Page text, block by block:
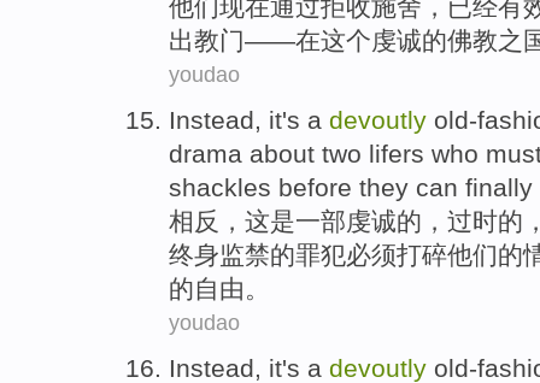
他们 现在通过拒收施舍 ， 已经有
出教门——在这个虔诚的佛教之
youdao
Instead, it's a devoutly old-
drama about two lifers who
shackles before they can finally
相反 ， 这是一部虔诚的， 过时的
终身监禁的罪犯必须打碎他们的
的自由。
youdao
Instead, it's a devoutly old-